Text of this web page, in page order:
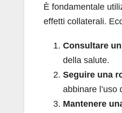
È fondamentale
effetti collaterali.
Consultare
della salute.
Seguire una
abbinare
Mantenere